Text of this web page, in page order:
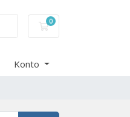
0
Kundvagn
Konto